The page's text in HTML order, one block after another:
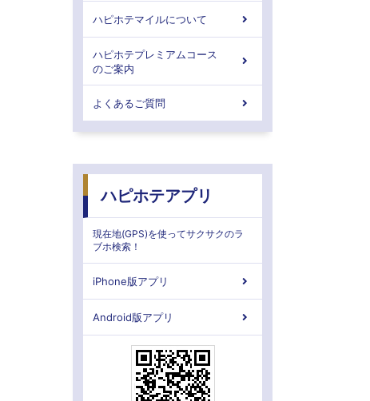
ハピホテマイルについて
ハピホテプレミアムコース
のご案内
よくあるご質問
ハピホテアプリ
現在地(GPS)を使ってサクサクのラ
ブホ検索！
iPhone版アプリ
Android版アプリ